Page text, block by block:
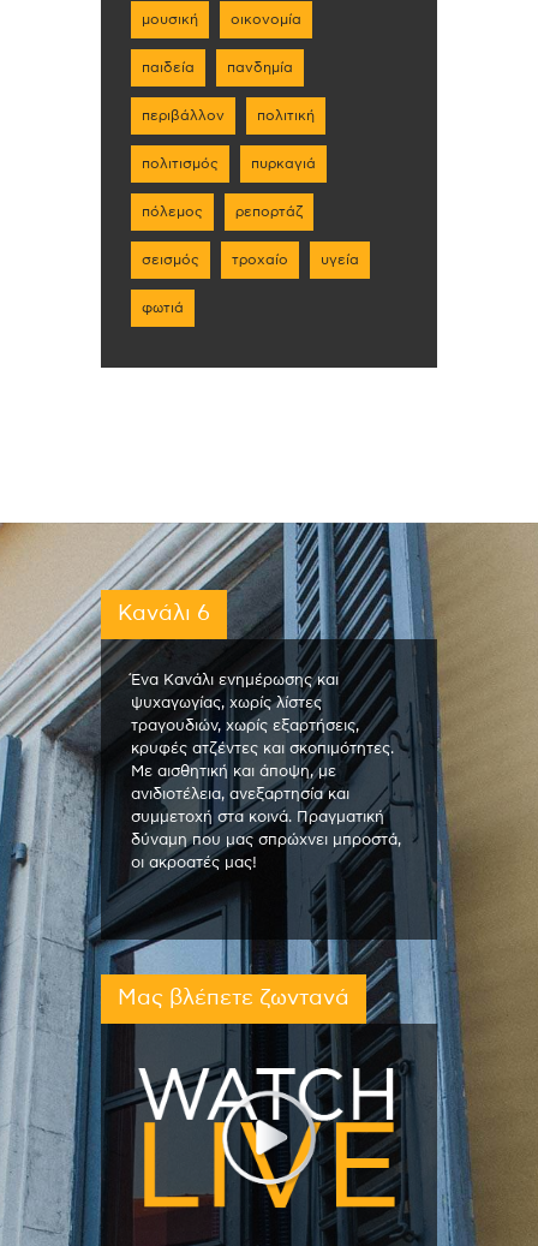
μουσική οικονομία
παιδεία πανδημία
περιβάλλον πολιτική
πολιτισμός πυρκαγιά
πόλεμος ρεπορτάζ
σεισμός τροχαίο υγεία
φωτιά
Κανάλι 6
Ένα Κανάλι ενημέρωσης και
ψυχαγωγίας, χωρίς λίστες
τραγουδιών, χωρίς εξαρτήσεις,
κρυφές ατζέντες και σκοπιμότητες.
Με αισθητική και άποψη, με
ανιδιοτέλεια, ανεξαρτησία και
συμμετοχή στα κοινά. Πραγματική
δύναμη που μας σπρώχνει μπροστά,
οι ακροατές μας!
Μας βλέπετε ζωντανά